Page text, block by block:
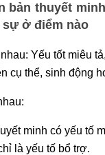
bản thuyết
ở điểm nào
Yếu tốt miêu
cụ thể, sinh động
minh có yếu tố
là yếu tố bổ trợ.